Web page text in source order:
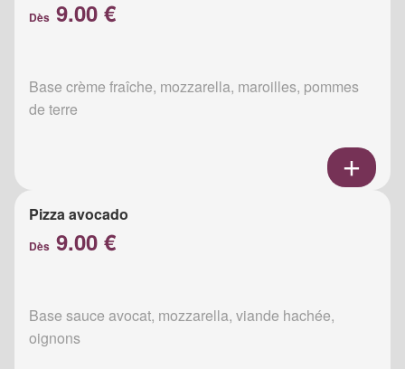
Dès 9.00 €
Base crème fraîche, mozzarella, maroilles, pommes
de terre
Pizza avocado
Dès 9.00 €
Base sauce avocat, mozzarella, viande hachée,
oignons